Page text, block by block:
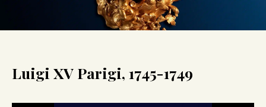
Luigi XV Parigi, 1745-1749